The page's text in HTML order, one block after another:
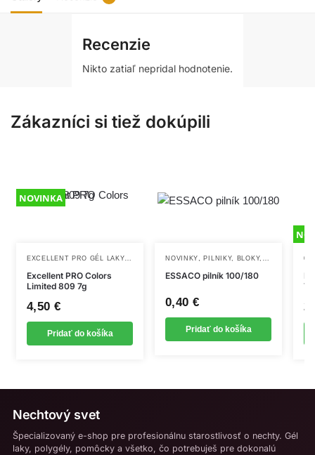
prácu a poskytuje intenzívne farby s dlhotrvajúcim leskom.
lak sa vytvrdzuje v lampe UV/LED, používa sa
spolu s bázou a topom a odstraňuje acetónom.
Clavier Nailsology – všetko, čo potrebuješ pre krásnu a
Recenzie
Nikto zatiaľ nepridal hodnotenie.
Zákazníci si tiež dokúpili
NOVINKA
GÉL LAKY , NOVINKY
Excellent PRO Colors
Limited 809 7g
4,50 €
Pridať do košíka
NOVINKY ,PILNIKY, BLOKY, PENOVÉ PILNIKY
ESSACO pilník 100/180
0,40 €
Pridať do košíka
Nechtový svet
Špecializovaný e-shop pre profesionálnu starostlivosť o nechty. Gél
laky, polygély, pomôcky a všetko, čo potrebuješ pre dokonalú